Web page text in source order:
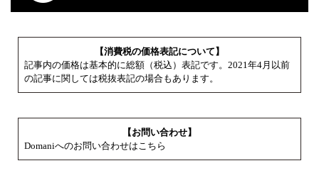
【消費税の価格表記について】
記事内の価格は基本的に総額（税込）表記です。2021年4月以前
の記事に関しては税抜表記の場合もあります。
【お問い合わせ】
Domaniへのお問い合わせはこちら